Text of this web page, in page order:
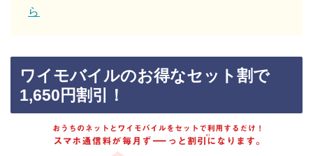
ら
ワイモバイルのお得なセット割で
1,650円割引！